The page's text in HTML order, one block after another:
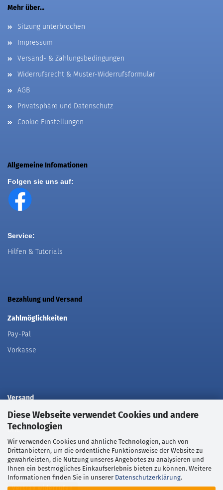
Diese Webseite verwendet Cookies und andere
Technologien
Wir verwenden Cookies und ähnliche Technologien, auch von
Drittanbietern, um die ordentliche Funktionsweise der Website zu
gewährleisten, die Nutzung unseres Angebotes zu analysieren und
Ihnen ein bestmögliches Einkaufserlebnis bieten zu können. Weitere
Informationen finden Sie in unserer Datenschutzerklärung.
Mehr über...
Sitzung unterbrochen
Impressum
Versand- & Zahlungsbedingungen
Widerrufsrecht & Muster-Widerrufsformular
AGB
Privatsphäre und Datenschutz
Cookie Einstellungen
Allgemeine Infomationen
Folgen sie uns auf:
Service:
Hilfen & Tutorials
Bezahlung und Versand
Zahlmöglichkeiten
Pay-Pal
Vorkasse
Versand
Deutsche Post
DHL
Vertrag widerrufen